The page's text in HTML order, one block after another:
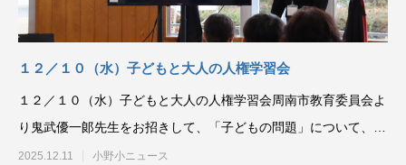
１２／１０（水）子どもと大人の人権学習会
１２／１０（水）子どもと大人の人権学習会周南市教育委員会よ
り鬼武優一郞先生をお招きして、「子どもの問題」について、ア
サーションの手法をお
2025.12.11 小野小ニュース